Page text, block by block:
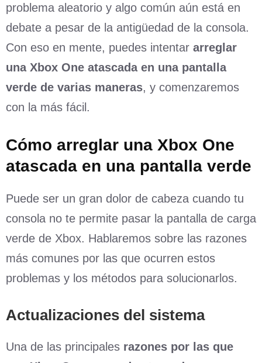
problema aleatorio y algo común aún está en
debate a pesar de la antigüedad de la consola.
Con eso en mente, puedes intentar arreglar
una Xbox One atascada en una pantalla
verde de varias maneras, y comenzaremos
con la más fácil.
Cómo arreglar una Xbox One
atascada en una pantalla verde
Puede ser un gran dolor de cabeza cuando tu
consola no te permite pasar la pantalla de carga
verde de Xbox. Hablaremos sobre las razones
más comunes por las que ocurren estos
problemas y los métodos para solucionarlos.
Actualizaciones del sistema
Una de las principales razones por las que